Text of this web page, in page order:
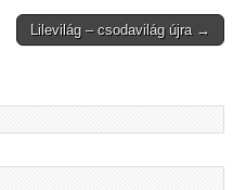
Lilevilág – csodavilág újra →